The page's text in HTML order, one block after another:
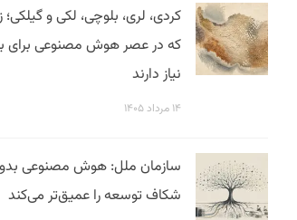
کردی، لری، بلوچی، لکی و گیلکی؛
که در عصر هوش مصنوعی برای
نیاز دارند
۱۴ مرداد ۱۴۰۵
سازمان ملل: هوش مصنوعی
شکاف توسعه را عمیق‌تر می‌کند